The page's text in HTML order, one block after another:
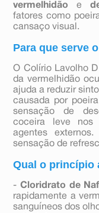
vermelhidão e
fatores como
cansaço visual.
Para que serve
O Colírio Lavolho
da vermelhidão
ajuda a reduzir
causada por
sensação de
coceira leve nos
agentes
sensação de
Qual o princípio
- Cloridrato de
rapidamente a
sanguíneos dos